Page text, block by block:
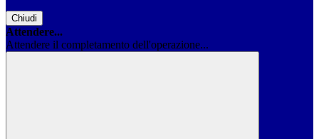
Chiudi
Attendere...
Attendere il completamento dell'operazione...